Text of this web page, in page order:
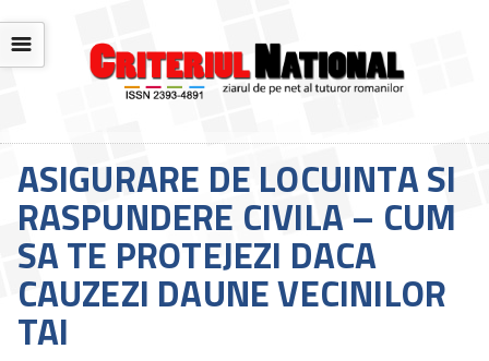
☰
ASIGURARE DE LOCUINTA SI
RASPUNDERE CIVILA – CUM
SA TE PROTEJEZI DACA
CAUZEZI DAUNE VECINILOR
TAI